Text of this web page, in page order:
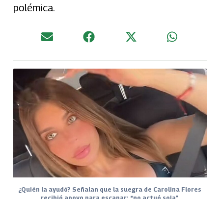
polémica.
¿Quién la ayudó? Señalan que la suegra de Carolina Flores